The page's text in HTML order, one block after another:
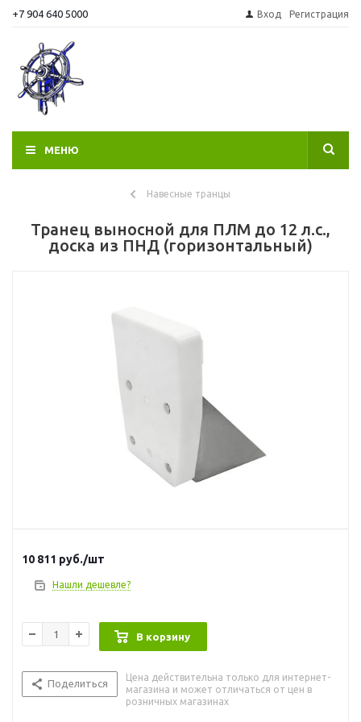
+7 904 640 5000 Вход Регистрация
МЕНЮ
Навесные транцы
Транец выносной для ПЛМ до 12 л.с.,
доска из ПНД (горизонтальный)
10 811 руб./шт
Нашли дешевле?
В корзину
Поделиться
Цена действительна только для интернет-
магазина и может отличаться от цен в
розничных магазинах